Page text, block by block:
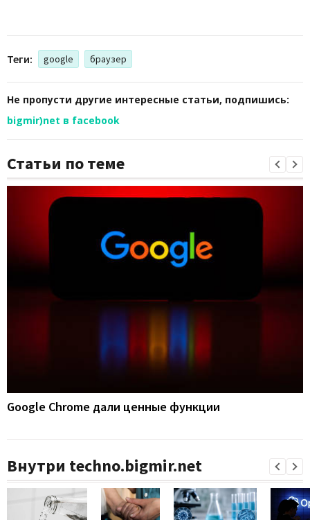
Теги: google браузер
Не пропусти другие интересные статьи, подпишись:
bigmir)net в facebook
Статьи по теме
Google Chrome дали ценные функции
Внутри techno.bigmir.net